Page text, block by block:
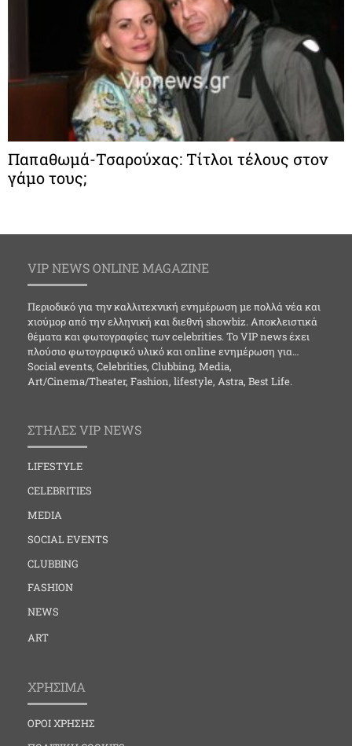
Παπαθωμά-Τσαρούχας: Τίτλοι τέλους στον
γάμο τους;
VIP NEWS ONLINE MAGAZINE
Περιοδικό για την καλλιτεχνική ενημέρωση με πολλά νέα και
χιούμορ από την ελληνική και διεθνή showbiz. Αποκλειστικά
θέματα και φωτογραφίες των celebrities. Το VIP news έχει
πλούσιο φωτογραφικό υλικό και online ενημέρωση για…
Social events, Celebrities, Clubbing, Media,
Art/Cinema/Theater, Fashion, lifestyle, Astra, Best Life.
ΣΤΗΛΕΣ VIP NEWS
LIFESTYLE
CELEBRITIES
MEDIA
SOCIAL EVENTS
CLUBBING
FASHION
NEWS
ART
ΧΡΗΣΙΜΑ
ΟΡΟΙ ΧΡΗΣΗΣ